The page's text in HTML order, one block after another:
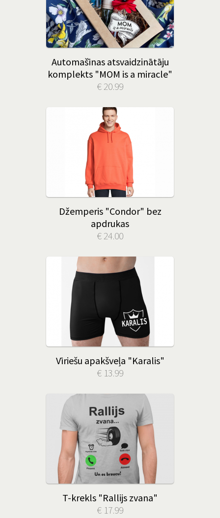
Automašīnas atsvaidzinātāju
komplekts "MOM is a miracle"
€ 20.99
Džemperis "Condor" bez
apdrukas
€ 24.00
Vīriešu apakšveļa "Karalis"
€ 13.99
T-krekls "Rallijs zvana"
€ 17.99